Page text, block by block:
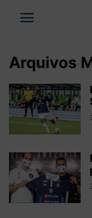
Arquivos